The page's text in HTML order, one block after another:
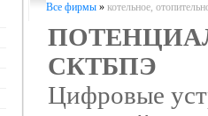
Все фирмы » котельное,
СКТБПЭ
Цифровые